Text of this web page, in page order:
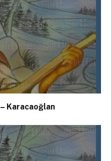
– Karacaoğlan